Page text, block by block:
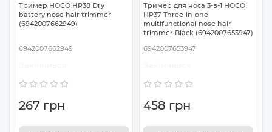
Тример HOCO HP38 Dry
battery nose hair trimmer
(6942007662949)
6942007662949
267 грн
Тример для носа 3-в-1 HOCO
HP37 Three-in-one
multifunctional nose hair
trimmer Black (6942007653947)
6942007653947
458 грн